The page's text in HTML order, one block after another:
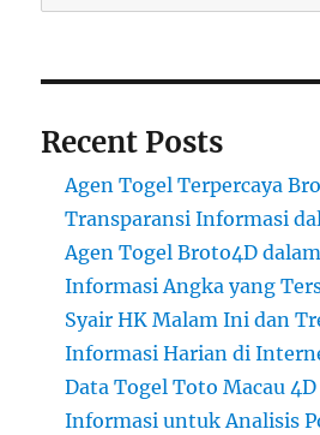
Recent Posts
Agen Togel Terpercaya
Transparansi Informasi
Agen Togel Broto4D
Informasi Angka yang
Syair HK Malam Ini dan
Informasi Harian di
Data Togel Toto Macau
Informasi untuk Analisis